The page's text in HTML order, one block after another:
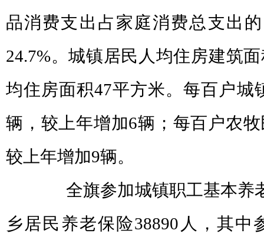
品消费支出占家庭消费总支出
24.7%。城镇居民人均住房建筑
均住房面积47平方米。每百户城
辆，较上年增加6辆；每百户农
较上年增加9辆。
全旗参加城镇职工基本养
乡居民养老保险38890人，其中